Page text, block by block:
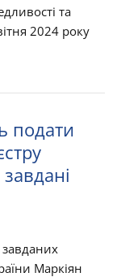
та
2024 року
подати
Маркіян